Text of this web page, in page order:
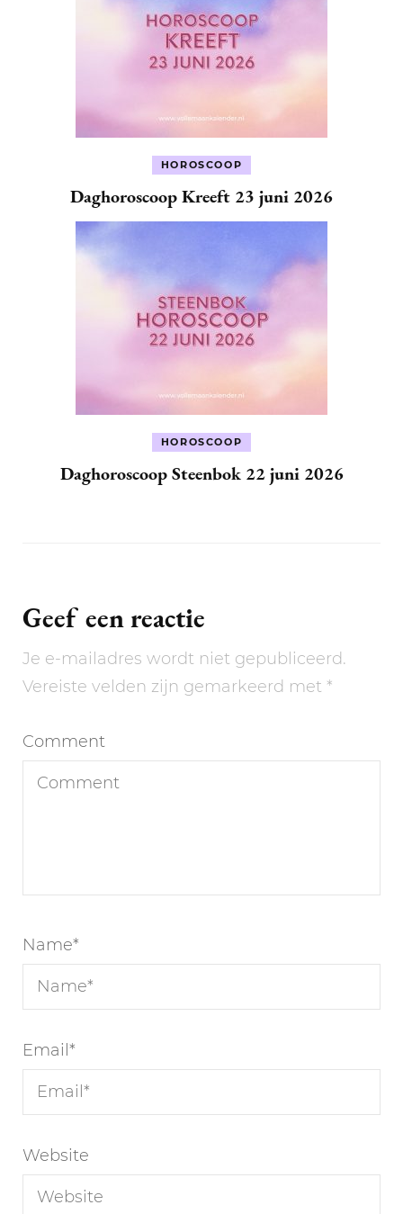
HOROSCOOP
Daghoroscoop Kreeft 23 juni 2026
HOROSCOOP
Daghoroscoop Steenbok 22 juni 2026
Geef een reactie
Je e-mailadres wordt niet gepubliceerd.
Vereiste velden zijn gemarkeerd met *
Comment
Name*
Email*
Website